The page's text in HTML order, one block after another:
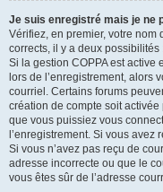
Je suis enregistré mais je ne
Vérifiez, en premier, votre nom
corrects, il y a deux possibilités
Si la gestion COPPA est
lors de l’enregistrement, alors
courriel. Certains forums
création de compte soit
que vous puissiez vous
l’enregistrement. Si vous
Si vous n’avez pas reçu de
adresse incorrecte ou que le
vous êtes sûr de l’adresse